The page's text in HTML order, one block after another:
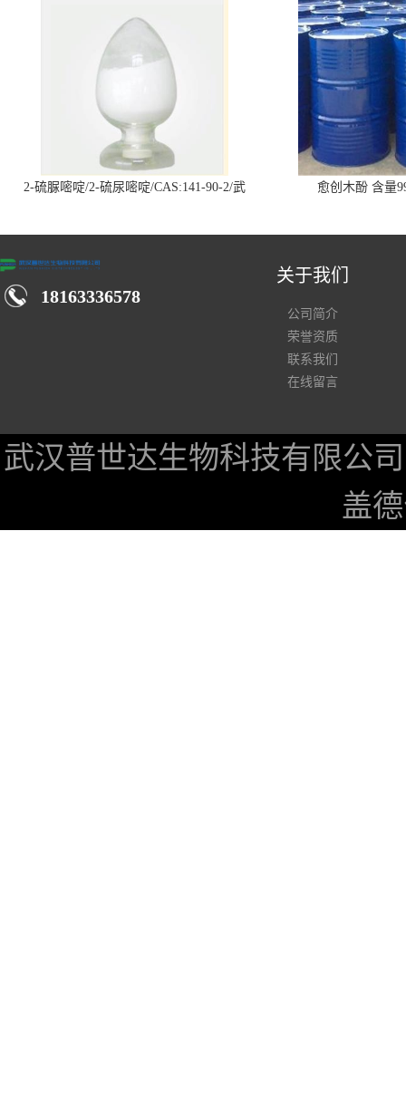
2-硫脲嘧啶/2-硫尿嘧啶/CAS:141-90-2/武
愈创木酚 含量
18163336578
关于我们
公司简介
荣誉资质
联系我们
在线留言
武汉普世达生物科技有限公司
盖